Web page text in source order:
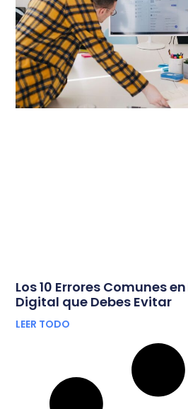
Los 10 Errores Comunes
Digital que Debes Evitar
LEER TODO